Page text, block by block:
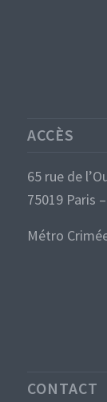
ACCÈS
65 rue de
75019 Paris
Métro
CONTACT